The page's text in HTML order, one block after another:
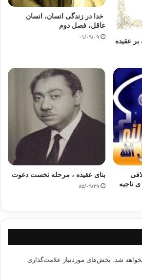
فصول کتاب می‌تواند خط مشی فکری خود
کرده و پایان کتاب را خود رقم بزند. اگر
مطالعه این کتاب به صورت نامنظم
برای مطالعه در نظر گرفته‌ایم، به اهداف
کامل دست نخواهید یافت. برنامه پیش
است که کتاب به صورت فصل به فصل و در
مطالعه شود.
۳- پس از مطالعه هر فصل در بازه زمانی ۲۴ ساعته بر روی
دقت تفکر کنید.
فصول کتاب برای شما سوالاتی ایجاد
فصول، به برنامه ادامه دهید، زیرا به
فصل، در مورد آن خوب فکر کنید.
عقیده
خدا در زندگی انسان، انسان
عاقل، فصل دوم
۰۱/۰۹/۰۹
ناجیه
بنای عقیده ، مرحله نخست دعوت
۸۵/۰۹/۲۹
شد. بخش‌های موردنیاز علامت‌گذاری